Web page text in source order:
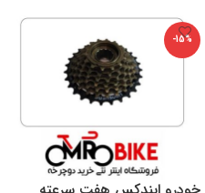
-15%